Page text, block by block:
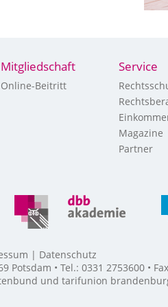
Mitgliedschaft
Online-Beitritt
Service
Magazine
Partner
Datenschutz
• Tel.: 0331 2753600 •
und tarifunion